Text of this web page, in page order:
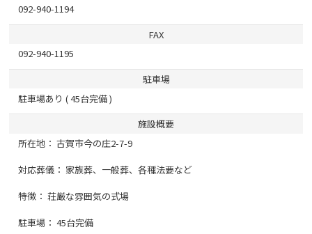
092-940-1194
FAX
092-940-1195
駐車場
駐車場あり ( 45台完備 )
施設概要
所在地： 古賀市今の庄2-7-9
対応葬儀： 家族葬、一般葬、各種法要など
特徴： 荘厳な雰囲気の式場
駐車場： 45台完備